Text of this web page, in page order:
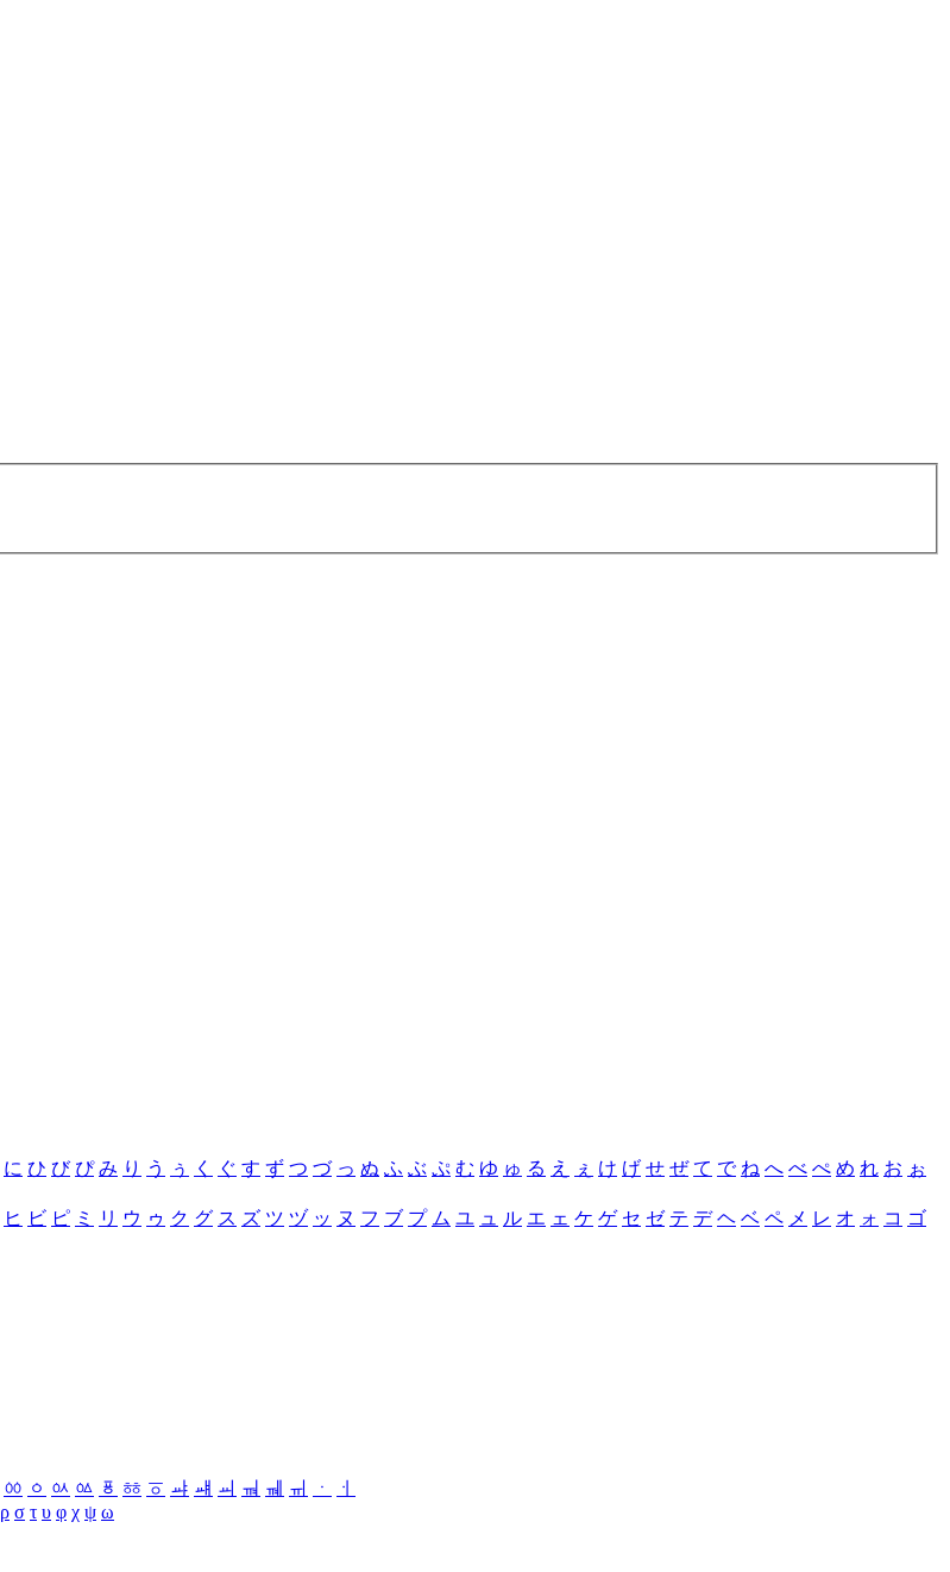
に ひ び ぴ み り う ぅ く ぐ す ず つ づ っ ぬ ふ ぶ ぷ む ゆ ゅ る え ぇ け げ せ ぜ て で ね へ べ ぺ め れ お ぉ
ヒ ビ ピ ミ リ ウ ゥ ク グ ス ズ ツ ヅ ッ ヌ フ ブ プ ム ユ ュ ル エ ェ ケ ゲ セ ゼ テ デ ヘ ベ ペ メ レ オ ォ コ ゴ
ㆀ ㆁ ㆂ ㆃ ㆄ ㆅ ㆆ ㆇ ㆈ ㆉ ㆊ ㆋ ㆌ ㆍ
ㆎ
ρ σ τ υ φ χ ψ ω